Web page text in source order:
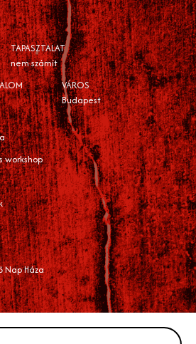
TAPASZTALAT
nem számít
VÁROS
Budapest
workshop
Nap Háza